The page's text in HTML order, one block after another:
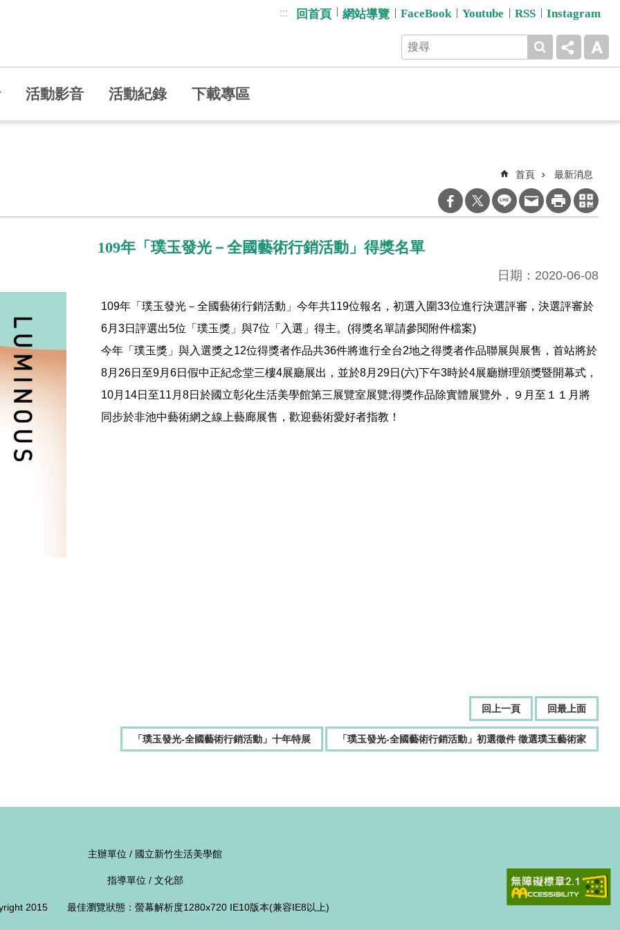
::: 回首頁 網站導覽 FaceBook Youtube RSS Instagram
活動影音 活動紀錄 下載專區
首頁 最新消息
109年「璞玉發光－全國藝術行銷活動」得獎名單
日期：2020-06-08
109年「璞玉發光－全國藝術行銷活動」今年共119位報名，初選入圍33位進行決選評審，決選評審於
6月 3日評選出5位 「璞玉獎」與7位「入選」得主。 (得獎名單請參閱附件檔案)
今年「璞玉獎」與入選獎之12位得獎者作品共36件將進行全台2 地之得獎者作品聯展與展售，首站將於
8月 26日至9月 6日假中正紀念堂三樓4展廳展出，並於8月 29日 (六)下午3時於4展廳辦理頒獎暨開幕式，
10月14日至11月8日於國立彰化生活美學館第三展覽室展覽;得獎作品除實體展覽外，９月至１１月將
同步於非池中藝術網之線上藝廊展售，歡迎藝術愛好者指教！
回上一頁 回最上面
「璞玉發光-全國藝術行銷活動」十年特展 「璞玉發光-全國藝術行銷活動」初選徵件 徵選璞玉藝術家
主辦單位 / 國立新竹生活美學館
指導單位 / 文化部
2015 最佳瀏覽狀態：螢幕解析度1280x720 IE10版本(兼容IE8以上)